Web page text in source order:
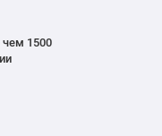
чем 1500